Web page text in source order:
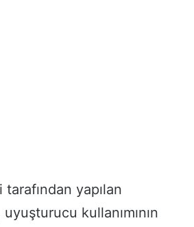
yapılan
kullanımının